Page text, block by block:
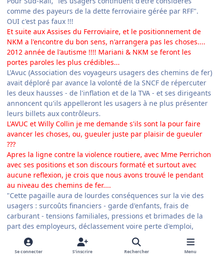
comme des payeurs de la dette ferroviaire gérée par RFF".
OUI c'est pas faux !!!
Et suite aux Assises du Ferroviaire, et le positionnement de
NKM a l'encontre du bon sens, n'arrangera pas les choses....
2012 année de l'autisme !!!! Mariani & NKM se feront les
portes paroles les plus crédibles...
L'Avuc (Association des voyageurs usagers des chemins de fer)
avait déploré par avance la volonté de la SNCF de répercuter
les deux hausses - de l'inflation et de la TVA - et ses dirigeants
annoncent qu'ils appelleront les usagers à ne plus présenter
leurs billets aux contrôleurs.
L'AVUC et Willy Collin je me demande s'ils sont la pour faire
avancer les choses, ou, gueuler juste par plaisir de gueuler
???
Apres la ligne contre la violence routiere, avec Mme Perrichon
avec ses positions et son discours formaté et surtout avec
aucune reflexion, je crois que nous avons trouvé le pendant
au niveau des chemins de fer....
"Cette pagaille aura de lourdes conséquences sur la vie des
usagers : surcoûts financiers - garde d'enfants, frais de
carburant - tensions familiales, pressions et brimades de la
part des employeurs, déclassement voire perte d'emploi,
stress grandissant pour tout un chacun", dit cette association
dans un communiqué posté sur son site.
Se connecter S’inscrire Rechercher Menu